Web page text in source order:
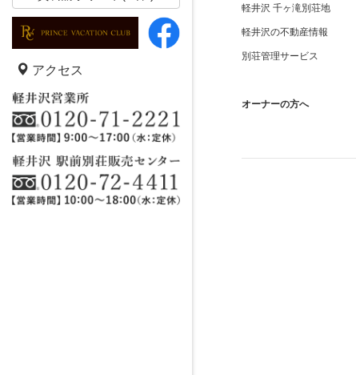
アクセス
軽井沢 千ヶ滝別荘地
軽井沢の不動産情報
別荘管理サービス
オーナーの方へ